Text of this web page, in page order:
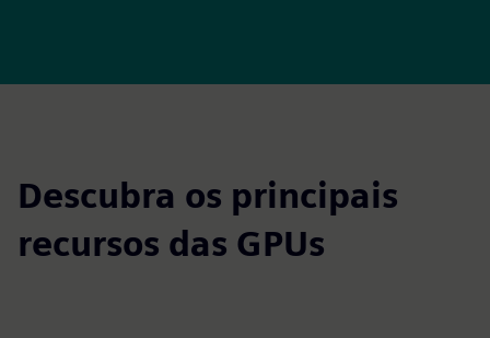
Descubra os principais
recursos das GPUs